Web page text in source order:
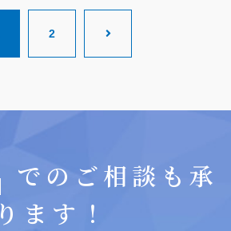
2
でのご相談も承
ります！